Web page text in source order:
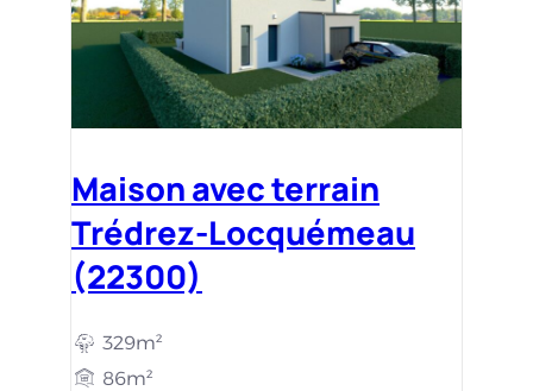
Maison avec terrain
Trédrez-Locquémeau
(22300)
329m²
86m²